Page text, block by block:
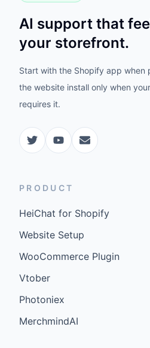
AI support that
your storefront.
Start with the Shopify app when
the website install only when
requires it.
PRODUCT
HeiChat for Shopify
Website Setup
WooCommerce Plugin
Vtober
Photoniex
MerchmindAI